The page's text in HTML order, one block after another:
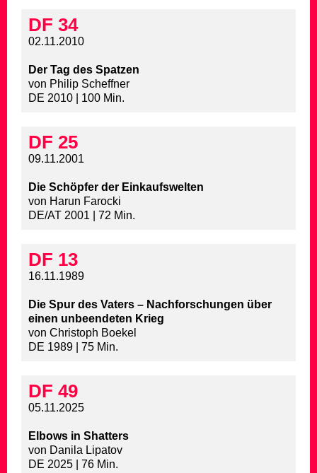
DF 34
02.11.2010
Der Tag des Spatzen
von Philip Scheffner
DE 2010 | 100 Min.
DF 25
09.11.2001
Die Schöpfer der Einkaufswelten
von Harun Farocki
DE/AT 2001 | 72 Min.
DF 13
16.11.1989
Die Spur des Vaters – Nachforschungen über
einen unbeendeten Krieg
von Christoph Boekel
DE 1989 | 75 Min.
DF 49
05.11.2025
Elbows in Shatters
von Danila Lipatov
DE 2025 | 76 Min.